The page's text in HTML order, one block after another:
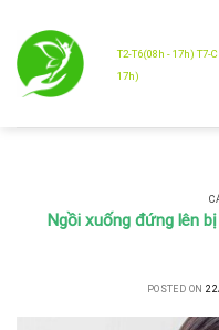
content
T2-T6(08h - 17h) T7-
17h)
Ngồi xuống đứng lên
POSTED ON